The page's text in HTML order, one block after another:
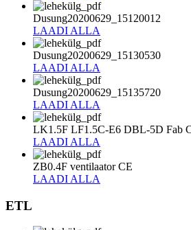
Dusung20200629_15120012
LAADI ALLA
Dusung20200629_15130530
LAADI ALLA
Dusung20200629_15135720
LAADI ALLA
LK1.5F LF1.5C-E6 DBL-5D Fab
LAADI ALLA
ZB0.4F ventilaator CE
LAADI ALLA
ETL